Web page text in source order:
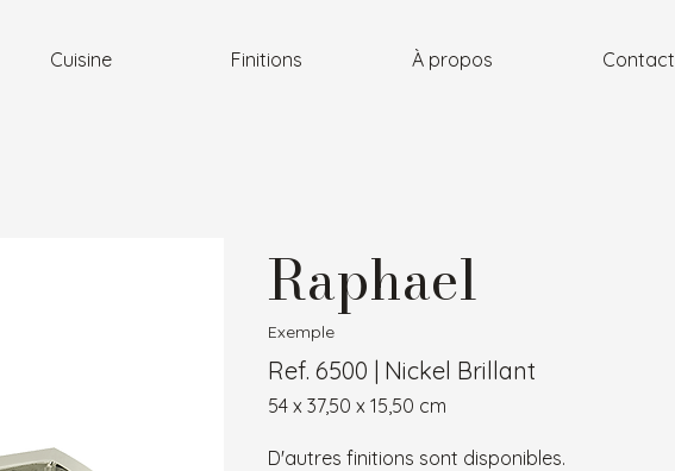
Cuisine Finitions À propos Contact
Raphael
Exemple
Ref. 6500 | Nickel Brillant
54 x 37,50 x 15,50 cm
D'autres finitions sont disponibles.